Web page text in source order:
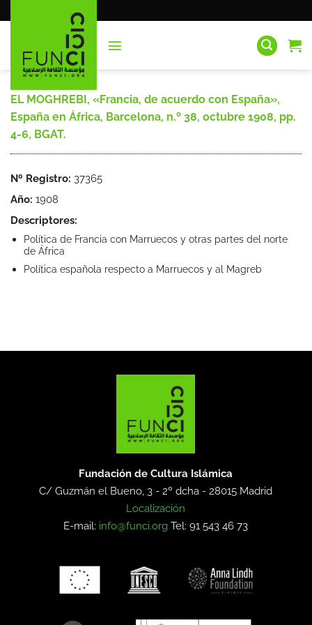
al
EL MOGHREBI, «Francia, de acuerdo con España»,
España en África, Barcelona, n.º 38, octubre 1908, pp.
4-6, BGAT.
Nº Registro: 37365
Año: 1908
Descriptores:
Política de Francia con Marruecos y otras partes del norte
de África
Política española respecto a Marruecos y al Magreb
Fundación de Cultura Islámica
C/ Guzmán el Bueno, 3 - 2º dcha -28015 Madrid
Localización
E-mail: info@funci.org Tel: 91 543 46 73